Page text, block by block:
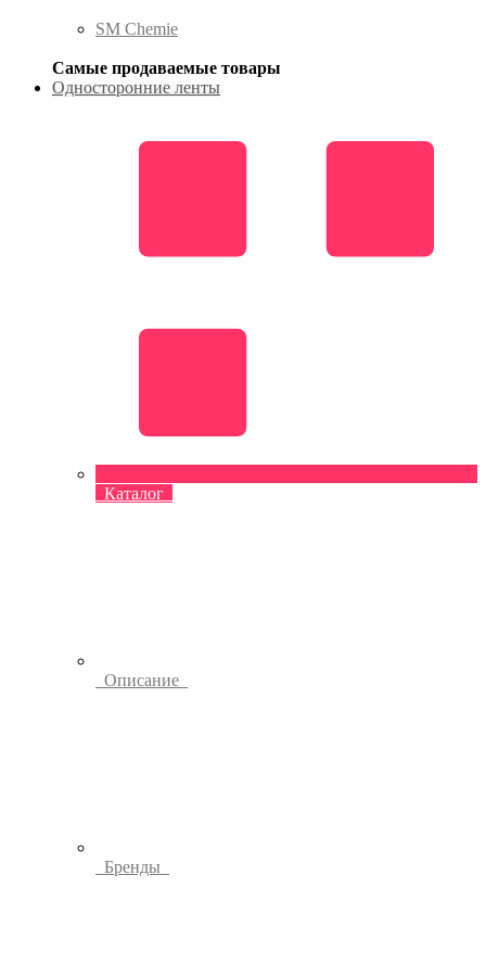
SM Chemie
Самые продаваемые товары
Односторонние ленты
Каталог
Описание
Бренды